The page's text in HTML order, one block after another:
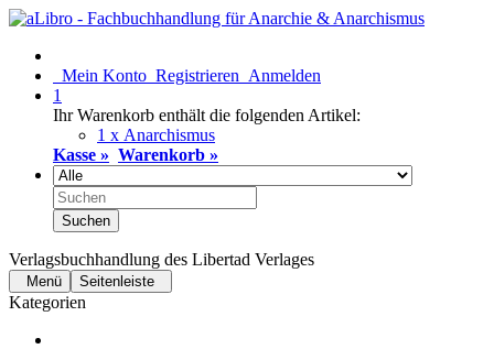
Mein Konto Registrieren Anmelden
1
Ihr Warenkorb enthält die folgenden Artikel:
1 x Anarchismus
Kasse » Warenkorb »
Suchen
Verlagsbuchhandlung des Libertad Verlages
Menü Seitenleiste
Kategorien